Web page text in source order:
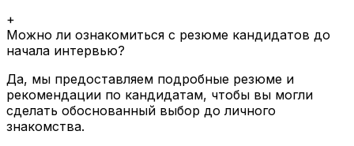
+
Можно ли ознакомиться с резюме кандидатов до
начала интервью?
Да, мы предоставляем подробные резюме и
рекомендации по кандидатам, чтобы вы могли
сделать обоснованный выбор до личного
знакомства.